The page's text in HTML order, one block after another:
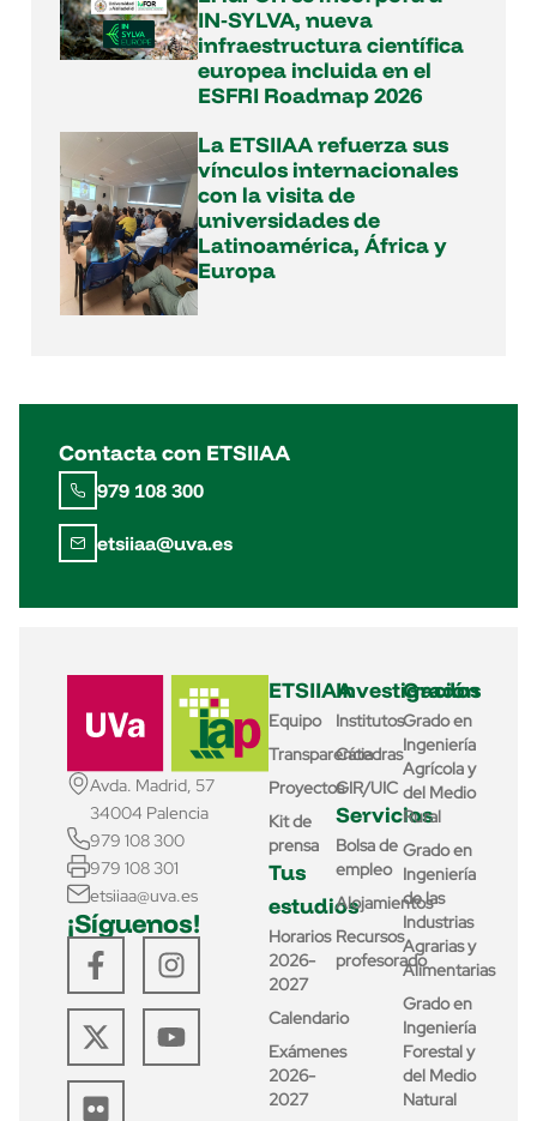
IN‑SYLVA, nueva
infraestructura científica
europea incluida en el
ESFRI Roadmap 2026
La ETSIIAA refuerza sus
vínculos internacionales
con la visita de
universidades de
Latinoamérica, África y
Europa
Contacta con ETSIIAA
979 108 300
etsiiaa@uva.es
Avda. Madrid, 57
34004 Palencia
979 108 300
979 108 301
etsiiaa@uva.es
¡Síguenos!
ETSIIAA
Equipo
Transparencia
Proyectos
Kit de
prensa
Tus
estudios
Horarios
2026-
2027
Calendario
Exámenes
2026-
2027
Investigación
Institutos
Cátedras
GIR/UIC
Servicios
Bolsa de
empleo
Alojamientos
Recursos
profesorado
Grados
Grado en
Ingeniería
Agrícola y
del Medio
Rural
Grado en
Ingeniería
de las
Industrias
Agrarias y
Alimentarias
Grado en
Ingeniería
Forestal y
del Medio
Natural